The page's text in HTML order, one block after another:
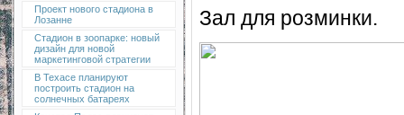
Проект нового стадиона в
Лозанне
Стадион в зоопарке: новый
дизайн для новой
маркетинговой стратегии
В Техасе планируют
построить стадион на
солнечных батареях
Зал для розминки.